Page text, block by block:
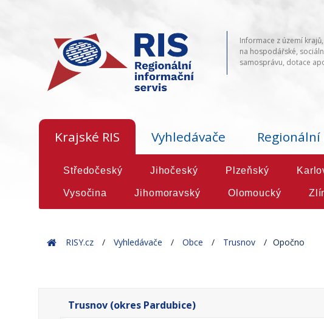
Informace z území
na hospodářské,
samosprávu, dotace
Krajské RIS Vyhledávače Regionální
Středočeský Jihočeský Plzeňský
Vysočina Jihomoravský Olomoucký
HomeRISY.cz Vyhledávače Obce Trusnov Opočno
Trusnov (okres Pardubice)